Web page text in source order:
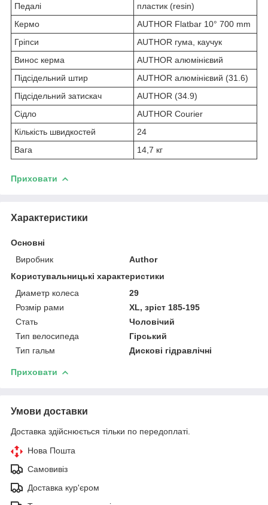
Педалі
пластик (resin)
Кермо
AUTHOR Flatbar 10° 700 mm
Гріпси
AUTHOR гума, каучук
Винос керма
AUTHOR алюмінієвий
Підсідельний штир
AUTHOR алюмінієвий (31.6)
Підсідельний затискач
AUTHOR (34.9)
Сідло
AUTHOR Courier
Кількість швидкостей
24
Вага
14,7 кг
Приховати
Характеристики
Основні
Виробник
Author
Користувальницькі характеристики
Диаметр колеса
29
Розмір рами
XL, зріст 185-195
Стать
Чоловічий
Тип велосипеда
Гірський
Тип гальм
Дискові гідравлічні
Приховати
Умови доставки
Доставка здійснюється тільки по передоплаті.
Нова Пошта
Самовивіз
Доставка кур'єром